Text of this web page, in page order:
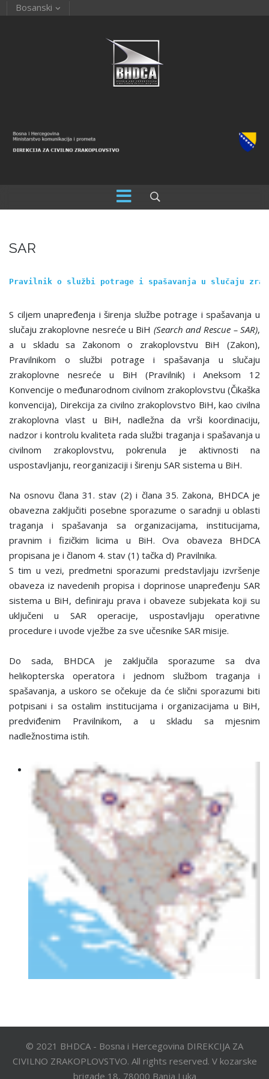
Bosanski
SAR
Pravilnik o službi potrage i spašavanja u slučaju
S ciljem unapređenja i širenja službe potrage i spašavanja u
slučaju zrakoplovne nesreće u BiH (Search and Rescue – SAR),
a u skladu sa Zakonom o zrakoplovstvu BiH (Zakon),
Pravilnikom o službi potrage i spašavanja u slučaju
zrakoplovne nesreće u BiH (Pravilnik) i Aneksom 12
Konvencije o međunarodnom civilnom zrakoplovstvu (Čikaška
konvencija), Direkcija za civilno zrakoplovstvo BiH, kao civilna
zrakoplovna vlast u BiH, nadležna da vrši koordinaciju,
nadzor i kontrolu kvaliteta rada službi traganja i spašavanja u
civilnom zrakoplovstvu, pokrenula je aktivnosti na
uspostavljanju, reorganizaciji i širenju SAR sistema u BiH.
Na osnovu člana 31. stav (2) i člana 35. Zakona, BHDCA je
obavezna zaključiti posebne sporazume o saradnji u oblasti
traganja i spašavanja sa organizacijama, institucijama,
pravnim i fizičkim licima u BiH. Ova obaveza BHDCA
propisana je i članom 4. stav (1) tačka d) Pravilnika.
S tim u vezi, predmetni sporazumi predstavljaju izvršenje
obaveza iz navedenih propisa i doprinose unapređenju SAR
sistema u BiH, definiraju prava i obaveze subjekata koji su
uključeni u SAR operacije, uspostavljaju operativne
procedure i uvode vježbe za sve učesnike SAR misije.
Do sada, BHDCA je zaključila sporazume sa dva
helikopterska operatora i jednom službom traganja i
spašavanja, a uskoro se očekuje da će slični sporazumi biti
potpisani i sa ostalim institucijama i organizacijama u BiH,
predviđenim Pravilnikom, a u skladu sa mjesnim
nadležnostima istih.
© 2021 BHDCA - Bosna i Hercegovina DIREKCIJA ZA
CIVILNO ZRAKOPLOVSTVO. All rights reserved. V kozarske
brigade 18, 78000 Banja Luka